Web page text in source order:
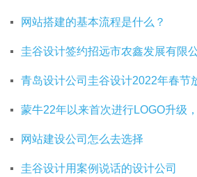
网站搭建的基本流程是什么？
圭谷设计签约招远市农鑫发展有限
青岛设计公司圭谷设计2022年春节
网站建设公司怎么去选择
圭谷设计用案例说话的设计公司